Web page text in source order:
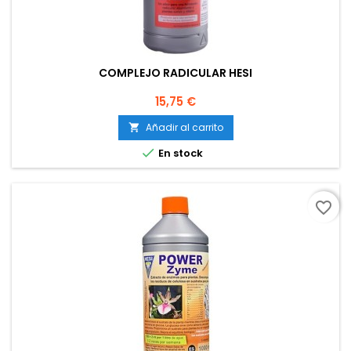
COMPLEJO RADICULAR HESI
Precio
15,75 €
 Añadir al carrito
 En stock
favorite_border